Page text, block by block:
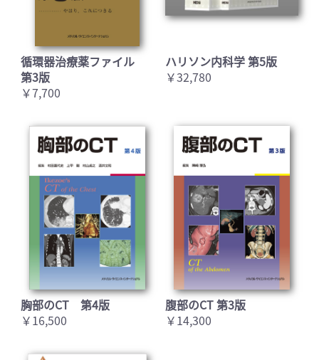
循環器治療薬ファイル
第3版
￥7,700
ハリソン内科学 第5版
￥32,780
胸部のCT 第4版
￥16,500
腹部のCT 第3版
￥14,300